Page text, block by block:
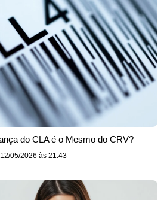
do CLA é o Mesmo do CRV?
12/05/2026 às 21:43